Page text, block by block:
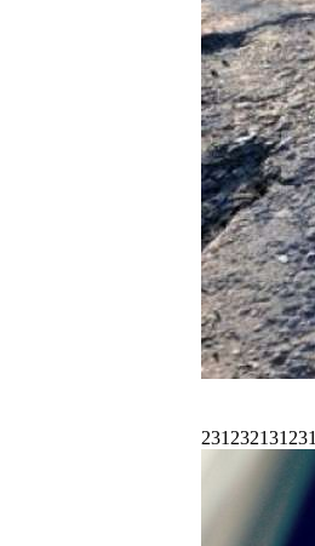
231232131231